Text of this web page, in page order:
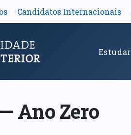
Candidatos Internacionais
Estudar
— Ano Zero